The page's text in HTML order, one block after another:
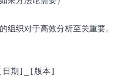
组织对于高效分析至关重要。